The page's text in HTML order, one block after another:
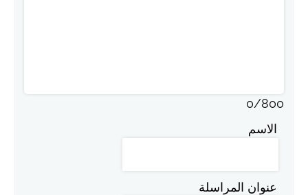
0/800
الاسم
عنوان المراسلة